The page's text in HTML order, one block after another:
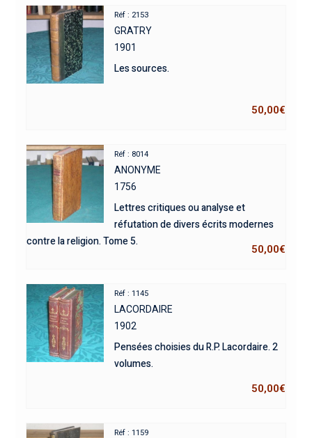
Réf : 2153
GRATRY
1901
Les sources.
50,00€
Réf : 8014
ANONYME
1756
Lettres critiques ou analyse et
réfutation de divers écrits modernes
contre la religion. Tome 5.
50,00€
Réf : 1145
LACORDAIRE
1902
Pensées choisies du R.P. Lacordaire. 2
volumes.
50,00€
Réf : 1159